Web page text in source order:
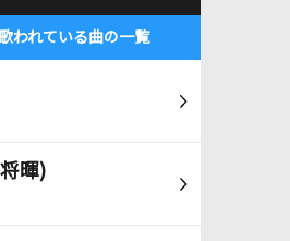
われている曲の一覧
暉)